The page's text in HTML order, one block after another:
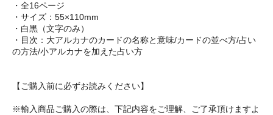
・全16ページ
・サイズ：55×110mm
・白黒（文字のみ）
・目次：大アルカナのカードの名称と意味/カードの並べ方/占い
の方法/小アルカナを加えた占い方
【ご購入前に必ずお読みください】
※輸入商品ご購入の際は、下記内容をご理解、ご了承頂けますよ